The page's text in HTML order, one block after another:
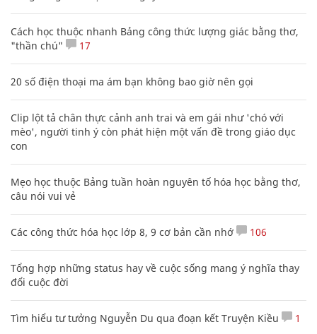
Cách học thuộc nhanh Bảng công thức lượng giác bằng thơ,
"thần chú"
17
20 số điện thoại ma ám bạn không bao giờ nên gọi
Clip lột tả chân thực cảnh anh trai và em gái như 'chó với
mèo', người tinh ý còn phát hiện một vấn đề trong giáo dục
con
Mẹo học thuộc Bảng tuần hoàn nguyên tố hóa học bằng thơ,
câu nói vui vẻ
Các công thức hóa học lớp 8, 9 cơ bản cần nhớ 106
Tổng hợp những status hay về cuộc sống mang ý nghĩa thay
đổi cuộc đời
Tìm hiểu tư tưởng Nguyễn Du qua đoạn kết Truyện Kiều 1